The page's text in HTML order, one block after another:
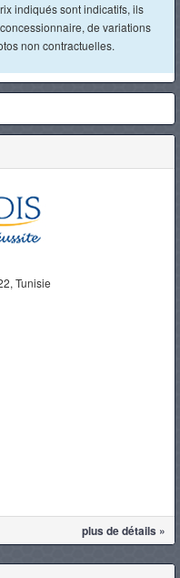
indiqués sont indicatifs, ils
de variations
non contractuelles.
Tunisie
plus de détails »